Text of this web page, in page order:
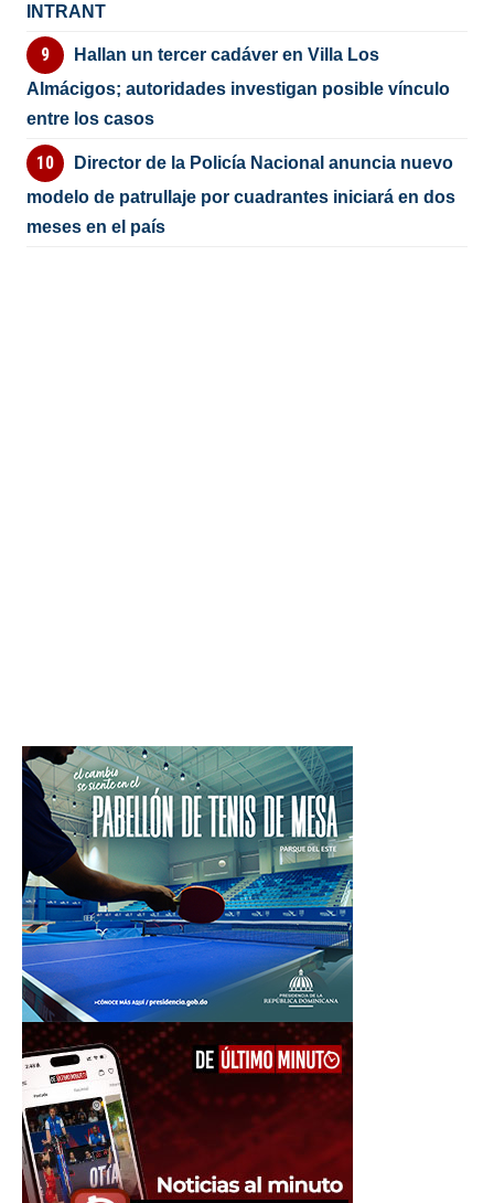
INTRANT
Hallan un tercer cadáver en Villa Los
Almácigos; autoridades investigan posible vínculo
entre los casos
Director de la Policía Nacional anuncia nuevo
modelo de patrullaje por cuadrantes iniciará en dos
meses en el país